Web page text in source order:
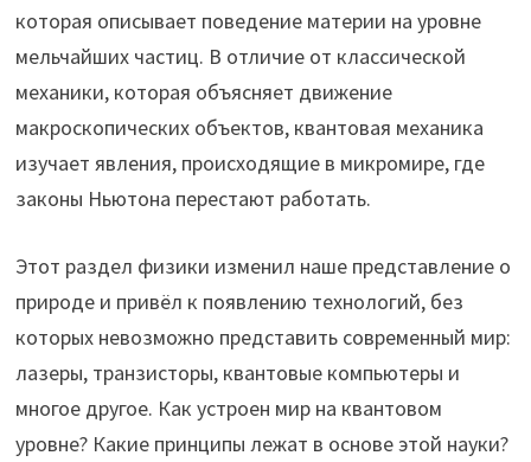
которая описывает поведение материи на уровне
мельчайших частиц. В отличие от классической
механики, которая объясняет движение
макроскопических объектов, квантовая механика
изучает явления, происходящие в микромире, где
законы Ньютона перестают работать.
Этот раздел физики изменил наше представление о
природе и привёл к появлению технологий, без
которых невозможно представить современный мир:
лазеры, транзисторы, квантовые компьютеры и
многое другое. Как устроен мир на квантовом
уровне? Какие принципы лежат в основе этой науки?